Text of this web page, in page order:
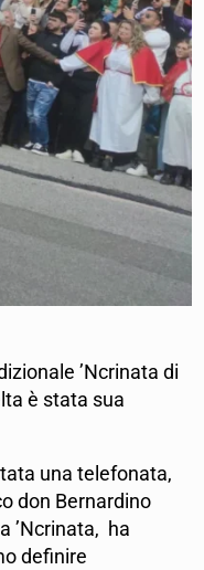
’Ncrinata di
è stata sua
una telefonata,
don Bernardino
’Ncrinata, ha
definire